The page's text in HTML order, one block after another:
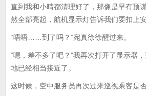
直到我和小晴都清理好了，那像是早有预
然全部亮起，航机显示灯告诉我们要扣上安
“唔唔……到了吗？”宛真徐徐醒过来。
“嗯，差不多了吧？”我再次打开了显示器
地已经相当接近了。
这时候，空中服务员再次过来巡视乘客是